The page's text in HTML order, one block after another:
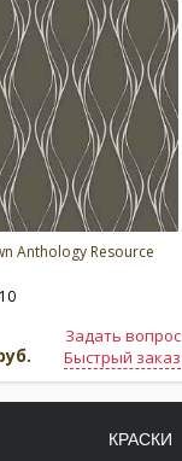
Anthology Resource
Задать вопрос
Быстрый заказ
КРАСКИ